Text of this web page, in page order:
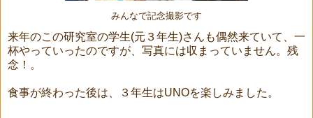
みんなで記念撮影です
来年のこの研究室の学生(元３年生)さんも偶然来ていて、一
杯やっていったのですが、写真には収まっていません。残
念！。
食事が終わった後は、３年生はUNOを楽しみました。